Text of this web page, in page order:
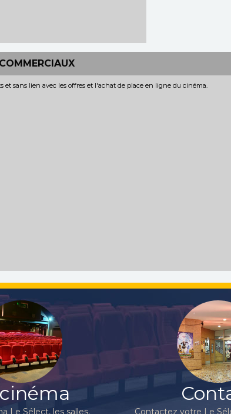
sans lien avec les offres et l'achat de place en ligne du cinéma.
Le Sélect, les salles, Contactez votre Le